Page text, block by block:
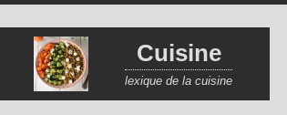
Cuisine
lexique de la cuisine